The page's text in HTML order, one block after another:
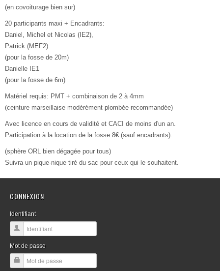
(en covoiturage bien sur)
20 participants maxi + Encadrants:
Daniel, Michel et Nicolas (IE2),
Patrick (MEF2)
(pour la fosse de 20m)
Danielle IE1
(pour la fosse de 6m)
Matériel requis: PMT + combinaison de 2 à 4mm
(ceinture marseillaise modérément plombée recommandée)
Avec licence en cours de validité et CACI de moins d'un an.
Participation à la location de la fosse 8€ (sauf encadrants).
(sphère ORL bien dégagée pour tous)
Suivra un pique-nique tiré du sac pour ceux qui le souhaitent.
CONNEXION
Identifiant
Mot de passe